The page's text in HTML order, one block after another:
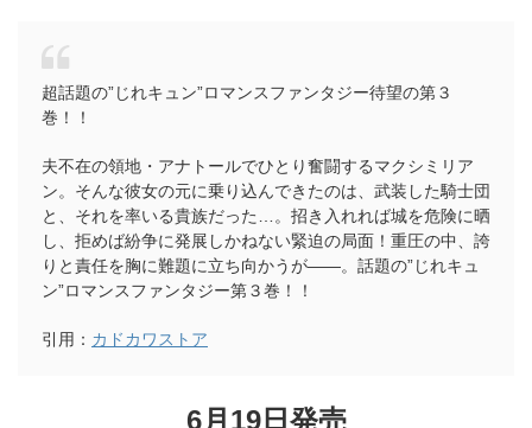
超話題の”じれキュン”ロマンスファンタジー待望の第３
巻！！
夫不在の領地・アナトールでひとり奮闘するマクシミリア
ン。そんな彼女の元に乗り込んできたのは、武装した騎士団
と、それを率いる貴族だった…。招き入れれば城を危険に晒
し、拒めば紛争に発展しかねない緊迫の局面！重圧の中、誇
りと責任を胸に難題に立ち向かうが――。話題の”じれキュ
ン”ロマンスファンタジー第３巻！！
引用： カドカワストア
6月19日発売